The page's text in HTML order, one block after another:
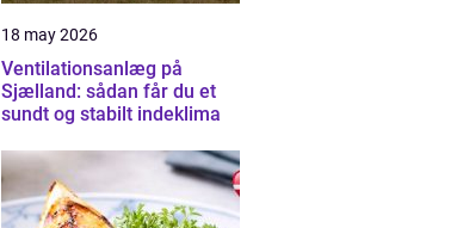
18 may 2026
Ventilationsanlæg på
Sjælland: sådan får du et
sundt og stabilt indeklima